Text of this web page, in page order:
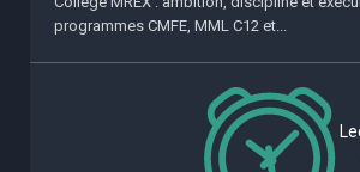
programmes CMFE, MML C12 et...